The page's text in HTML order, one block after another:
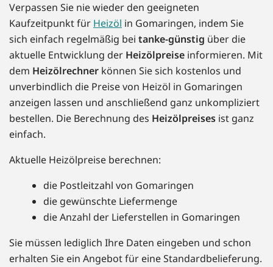
Verpassen Sie nie wieder den geeigneten
Kaufzeitpunkt für Heizöl in Gomaringen, indem Sie
sich einfach regelmäßig bei tanke-günstig über die
aktuelle Entwicklung der Heizölpreise informieren. Mit
dem Heizölrechner können Sie sich kostenlos und
unverbindlich die Preise von Heizöl in Gomaringen
anzeigen lassen und anschließend ganz unkompliziert
bestellen. Die Berechnung des Heizölpreises ist ganz
einfach.
Aktuelle Heizölpreise berechnen:
die Postleitzahl von Gomaringen
die gewünschte Liefermenge
die Anzahl der Lieferstellen in Gomaringen
Sie müssen lediglich Ihre Daten eingeben und schon
erhalten Sie ein Angebot für eine Standardbelieferung.